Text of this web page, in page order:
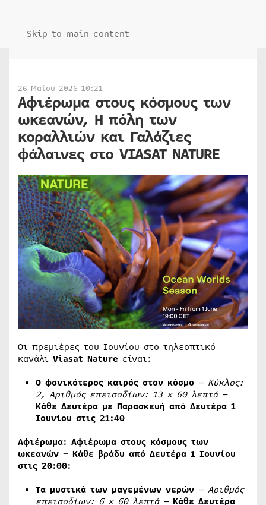
Skip to main content
26 Μαΐου 2026 10:21
Αφιέρωμα στους κόσμους των
ωκεανών, Η πόλη των
κοραλλιών και Γαλάζιες
φάλαινες στο VIASAT NATURE
Οι πρεμιέρες του Ιουνίου στο τηλεοπτικό
κανάλι Viasat Nature είναι:
Ο φονικότερος καιρός στον κόσμο – Κύκλος:
2, Αριθμός επεισοδίων: 13 x60 λεπτά –
Κάθε Δευτέρα με Παρασκευή από Δευτέρα 1
Ιουνίου στις 21:40
Αφιέρωμα: Αφιέρωμα στους κόσμους των
ωκεανών – Κάθε βράδυ από Δευτέρα 1 Ιουνίου
στις 20:00:
Τα μυστικά των μαγεμένων νερών – Αριθμός
επεισοδίων: 6 x60 λεπτά – Κάθε Δευτέρα